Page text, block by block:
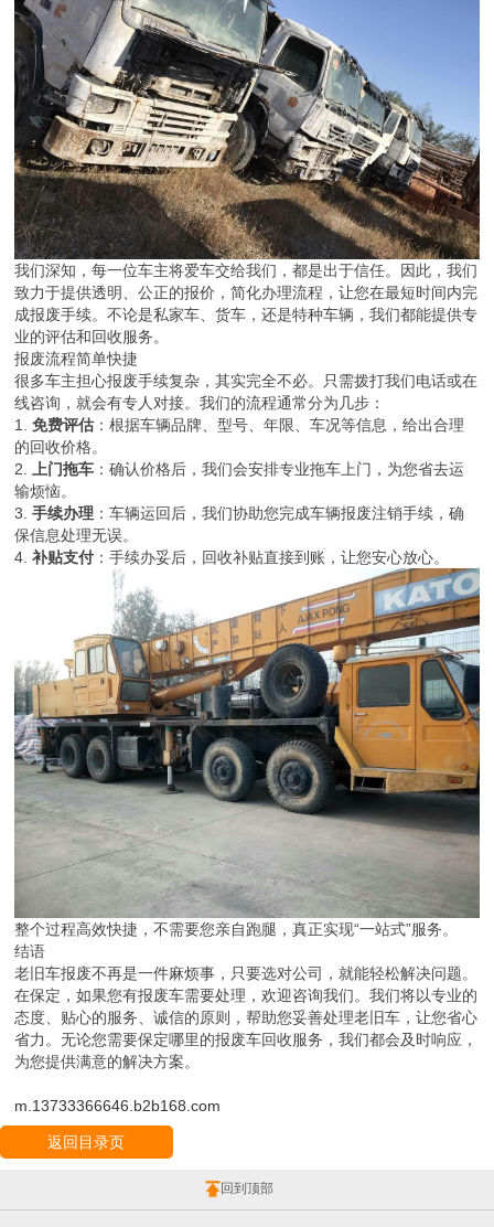
我们深知，每一位车主将爱车交给我们，都是出于信任。因此，我们
致力于提供透明、公正的报价，简化办理流程，让您在最短时间内完
成报废手续。不论是私家车、货车，还是特种车辆，我们都能提供专
业的评估和回收服务。
报废流程简单快捷
很多车主担心报废手续复杂，其实完全不必。只需拨打我们电话或在
线咨询，就会有专人对接。我们的流程通常分为几步：
1.免费评估 ：根据车辆品牌、型号、年限、车况等信息，给出合理
的回收价格。
2.上门拖车 ：确认价格后，我们会安排专业拖车上门，为您省去运
输烦恼。
3.手续办理 ：车辆运回后，我们协助您完成车辆报废注销手续，确
保信息处理无误。
4.补贴支付 ：手续办妥后，回收补贴直接到账，让您安心放心。
整个过程高效快捷，不需要您亲自跑腿，真正实现“一站式”服务。
结语
老旧车报废不再是一件麻烦事，只要选对公司，就能轻松解决问题。
在保定，如果您有报废车需要处理，欢迎咨询我们。我们将以专业的
态度、贴心的服务、诚信的原则，帮助您妥善处理老旧车，让您省心
省力。无论您需要保定哪里的报废车回收服务，我们都会及时响应，
为您提供满意的解决方案。
m.13733366646.b2b168.com
返回目录页
回到顶部